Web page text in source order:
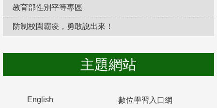
教育部性別平等專區
防制校園霸凌，勇敢說出來！
主題網站
English 數位學習入口網